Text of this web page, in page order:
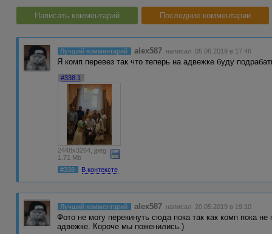
Написать комментарий Последние комментарии
Лучший комментарий alex587 написал 05.06.2019 в 17:46
Я комп перевез так что теперь на адвежке буду
#338.1
2448x3264, jpeg
1.71 Mb
#338
В контексте
Лучший комментарий alex587 написал 20.05.2019 в 19:10
Фото не могу перекинуть сюда пока так как комп пока
адвежке. Короче мы поженились.)